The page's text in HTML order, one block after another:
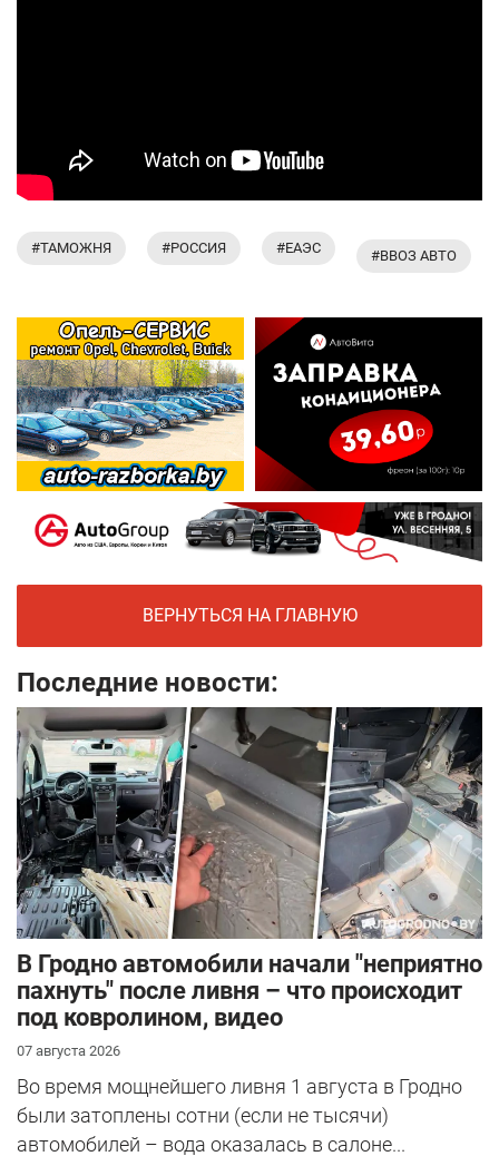
#ТАМОЖНЯ #РОССИЯ #ЕАЭС #ВВОЗ АВТО
ВЕРНУТЬСЯ НА ГЛАВНУЮ
Последние новости:
В Гродно автомобили начали "неприятно
пахнуть" после ливня – что происходит
под ковролином, видео
07 августа 2026
Во время мощнейшего ливня 1 августа в Гродно
были затоплены сотни (если не тысячи)
автомобилей – вода оказалась в салоне...